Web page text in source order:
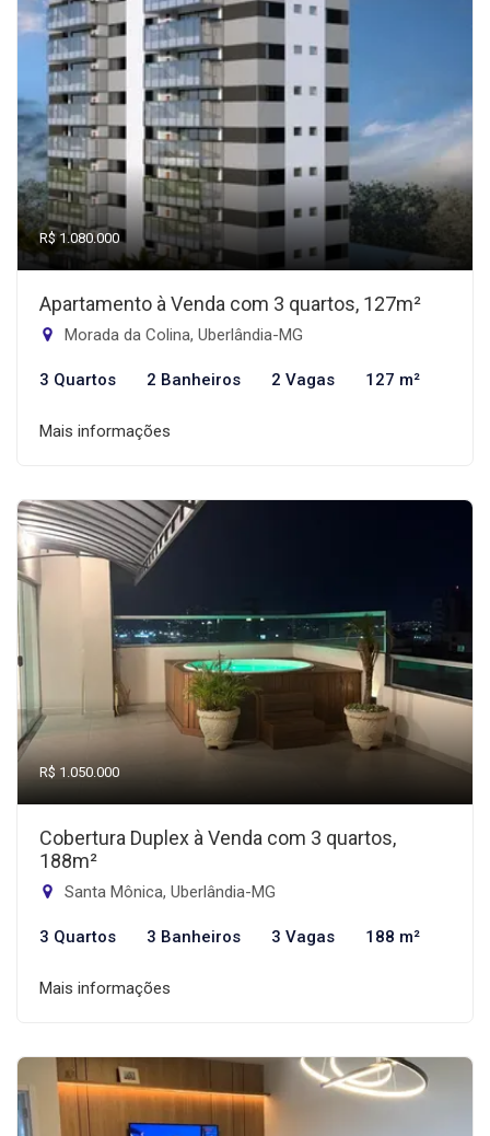
R$ 1.080.000
Apartamento à Venda com 3 quartos, 127m²
Morada da Colina, Uberlândia-MG
3 Quartos 2 Banheiros 2 Vagas 127 m²
Mais informações
R$ 1.050.000
Cobertura Duplex à Venda com 3 quartos,
188m²
Santa Mônica, Uberlândia-MG
3 Quartos 3 Banheiros 3 Vagas 188 m²
Mais informações